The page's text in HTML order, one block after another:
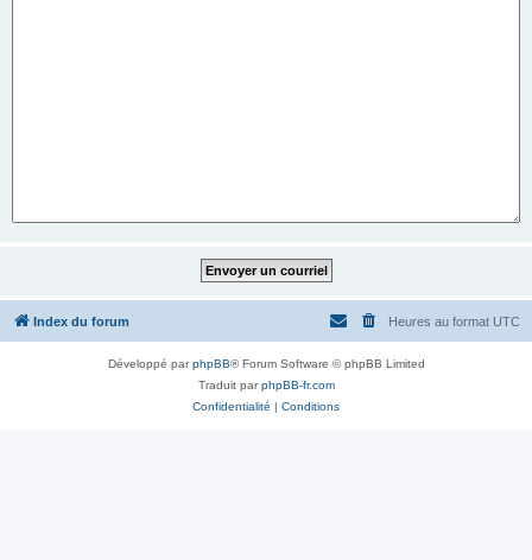
Index du forum Heures au format UTC
Développé parphpBB® Forum Software © phpBB Limited
Traduit parphpBB-fr.com
Confidentialité | Conditions